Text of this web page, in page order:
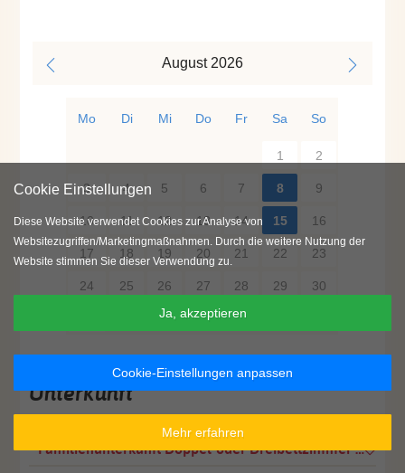
Cookie Einstellungen
Diese Website verwendet Cookies zur Analyse von
Websitezugriffen/Marketingmaßnahmen. Durch die weitere Nutzung der
Website stimmen Sie dieser Verwendung zu.
Ja, akzeptieren
Cookie-Einstellungen anpassen
Mehr erfahren
August 2026
Mo Di Mi Do Fr Sa So
1 2
3 4 5 6 7 8 9
10 11 12 13 14 15 16
17 18 19 20 21 22 23
24 25 26 27 28 29 30
Unterkunft
Familienunterkunft Doppel-oder Dreibettzimmer mit Vollpension (inklusive)